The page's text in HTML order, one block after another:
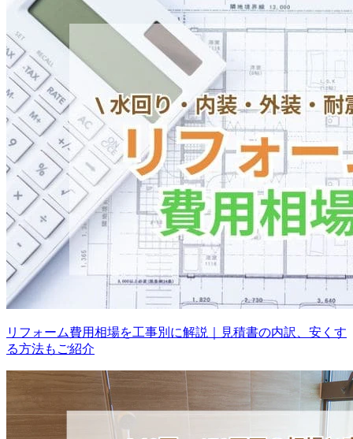
リフォーム費用相場を工事別に解説｜見積書の内訳、安くす
る方法もご紹介